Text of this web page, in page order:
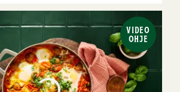
VIDEO
OHJE